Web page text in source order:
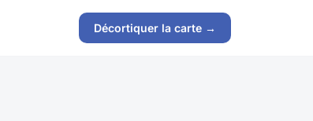
Décortiquer la carte →